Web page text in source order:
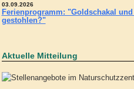
03.09.2026
Ferienprogramm: "Goldschakal
gestohlen?"
Aktuelle Mitteilung